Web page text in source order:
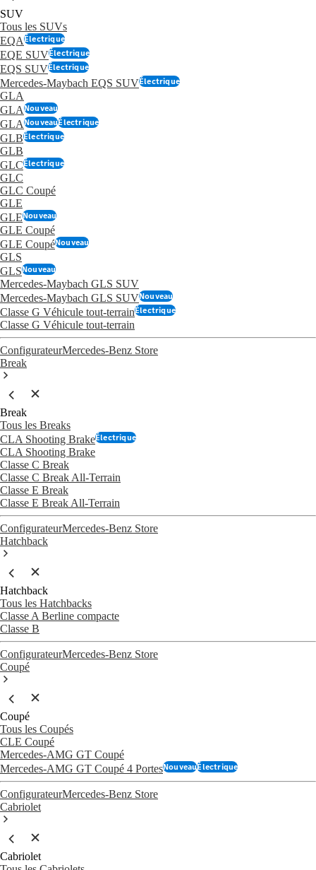
SUV
Tous les SUVs
EQAÉlectrique
EQE SUVÉlectrique
EQS SUVÉlectrique
Mercedes-Maybach EQS SUVÉlectrique
GLA
GLANouveau
GLANouveauÉlectrique
GLBÉlectrique
GLB
GLCÉlectrique
GLC
GLC Coupé
GLE
GLENouveau
GLE Coupé
GLE CoupéNouveau
GLS
GLSNouveau
Mercedes-Maybach GLS SUV
Mercedes-Maybach GLS SUVNouveau
Classe G Véhicule tout-terrainÉlectrique
Classe G Véhicule tout-terrain
ConfigurateurMercedes-Benz Store
Break
Break
Tous les Breaks
CLA Shooting BrakeÉlectrique
CLA Shooting Brake
Classe C Break
Classe C Break All-Terrain
Classe E Break
Classe E Break All-Terrain
ConfigurateurMercedes-Benz Store
Hatchback
Hatchback
Tous les Hatchbacks
Classe A Berline compacte
Classe B
ConfigurateurMercedes-Benz Store
Coupé
Coupé
Tous les Coupés
CLE Coupé
Mercedes-AMG GT Coupé
Mercedes-AMG GT Coupé 4 PortesNouveauÉlectrique
ConfigurateurMercedes-Benz Store
Cabriolet
Cabriolet